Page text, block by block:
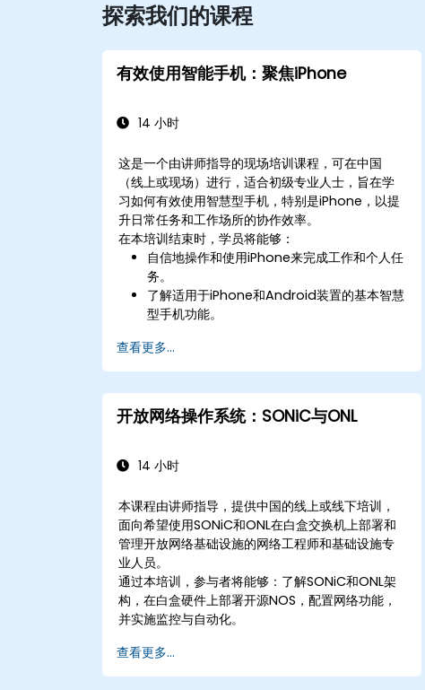
探索我们的课程
有效使用智能手机：聚焦iPhone
14 小时
这是一个由讲师指导的现场培训课程，可在中国
（线上或现场）进行，适合初级专业人士，旨在学
习如何有效使用智慧型手机，特别是iPhone，以提
升日常任务和工作场所的协作效率。
在本培训结束时，学员将能够：
自信地操作和使用iPhone来完成工作和个人任
务。
了解适用于iPhone和Android装置的基本智慧
型手机功能。
利用关键应用程式进行沟通、组织和提升生产
力。
管理智慧型手机的安全设置和数据保护。
查看更多...
开放网络操作系统：SONiC与ONL
14 小时
本课程由讲师指导，提供中国的线上或线下培训，
面向希望使用SONiC和ONL在白盒交换机上部署和
管理开放网络基础设施的网络工程师和基础设施专
业人员。
通过本培训，参与者将能够：了解SONiC和ONL架
构，在白盒硬件上部署开源NOS，配置网络功能，
并实施监控与自动化。
查看更多...